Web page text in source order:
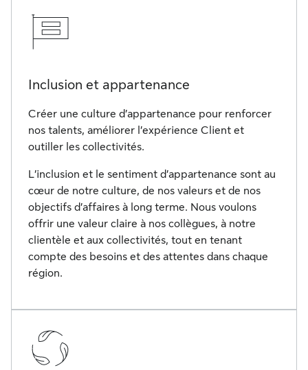
Inclusion et appartenance
Créer une culture d’appartenance pour renforcer
nos talents, améliorer l’expérience Client et
outiller les collectivités.
L’inclusion et le sentiment d’appartenance sont au
cœur de notre culture, de nos valeurs et de nos
objectifs d’affaires à long terme. Nous voulons
offrir une valeur claire à nos collègues, à notre
clientèle et aux collectivités, tout en tenant
compte des besoins et des attentes dans chaque
région.